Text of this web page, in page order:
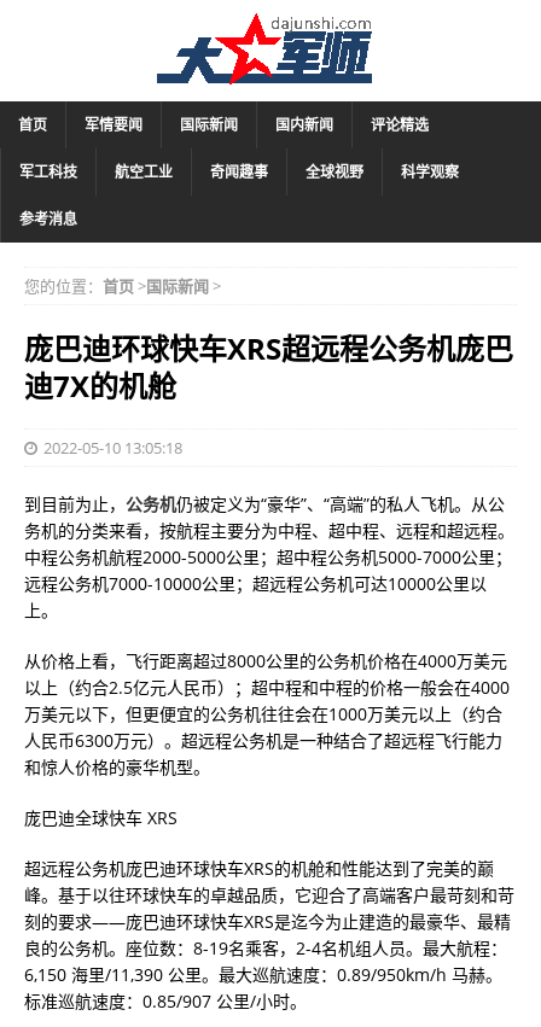
首页 军情要闻 国际新闻 国内新闻 评论精选
军工科技 航空工业 奇闻趣事 全球视野 科学观察
参考消息
您的位置： 首页>国际新闻>
庞巴迪环球快车XRS超远程公务机庞巴
迪7X的机舱
2022-05-10 13:05:18
到目前为止， 公务机仍被定义为“豪华”、“高端”的私人飞机。从公
务机的分类来看，按航程主要分为中程、超中程、远程和超远程。
中程公务机航程2000-5000公里；超中程公务机5000-7000公里；
远程公务机7000-10000公里；超远程公务机可达10000公里以
上。
从价格上看，飞行距离超过8000公里的公务机价格在4000万美元
以上（约合2.5亿元人民币）；超中程和中程的价格一般会在4000
万美元以下，但更便宜的公务机往往会在1000万美元以上（约合
人民币6300万元）。超远程公务机是一种结合了超远程飞行能力
和惊人价格的豪华机型。
庞巴迪全球快车 XRS
超远程公务机庞巴迪环球快车XRS的机舱和性能达到了完美的巅
峰。基于以往环球快车的卓越品质，它迎合了高端客户最苛刻和苛
刻的要求——庞巴迪环球快车XRS是迄今为止建造的最豪华、最精
良的公务机。座位数：8-19名乘客，2-4名机组人员。最大航程：
6,150 海里/11,390 公里。最大巡航速度：0.89/950km/h 马赫。
标准巡航速度：0.85/907 公里/小时。